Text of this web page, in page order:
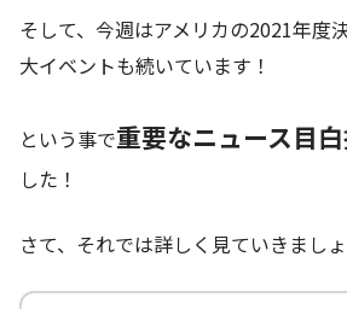
そして、今週はアメリカの2021年度
大イベントも続いています！
という事で重要なニュース目
した！
さて、それでは詳しく見ていきましょ